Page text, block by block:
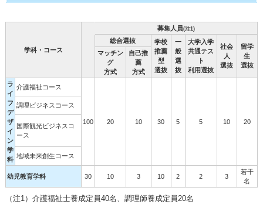
学科・コース
募集人員(注1)
総合選抜
学校
推薦
型
選抜
一
般
選
抜
大学入学
共通テス
ト
利用選抜
社会
人
選抜
留学
生
選抜
マッチン
グ
方式
自己推
薦
方式
ラ
イ
フ
デ
ザ
イ
ン
学
科
介護福祉コース
100 20 10 30 5 5 10 20
調理ビジネスコース
国際観光ビジネスコ
ース
地域未来創生コース
幼児教育学科 30 10 3 10 2 2 3
若干
名
（注1）介護福祉士養成定員40名、調理師養成定員20名